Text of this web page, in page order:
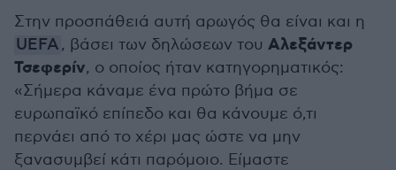
Στην προσπάθειά αυτή αρωγός θα είναι και η
UEFA, βάσει των δηλώσεων του Αλεξάντερ
Τσεφερίν, ο οποίος ήταν κατηγορηματικός:
«Σήμερα κάναμε ένα πρώτο βήμα σε
ευρωπαϊκό επίπεδο και θα κάνουμε ό,τι
περνάει από το χέρι μας ώστε να μην
ξανασυμβεί κάτι παρόμοιο. Είμαστε